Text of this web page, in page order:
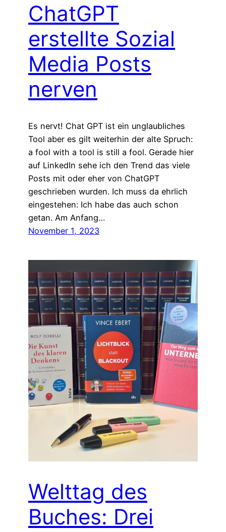
ChatGPT
erstellte Sozial
Media Posts
nerven
Es nervt! Chat GPT ist ein unglaubliches
Tool aber es gilt weiterhin der alte Spruch:
a fool with a tool is still a fool. Gerade hier
auf LinkedIn sehe ich den Trend das viele
Posts mit oder eher von ChatGPT
geschrieben wurden. Ich muss da ehrlich
eingestehen: Ich habe das auch schon
getan. Am Anfang…
November 1, 2023
Welttag des
Buches: Drei